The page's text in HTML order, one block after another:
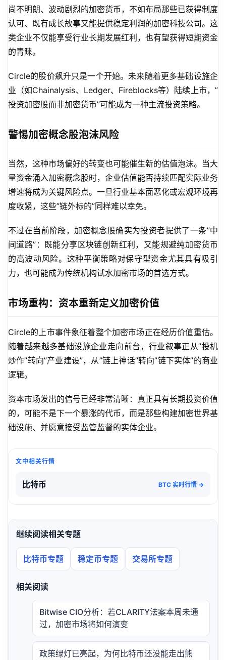
尚不明朗、波动剧烈的加密货币，不如布局那些已获得制度
认可、既有成长故事又能提供稳定利润的加密科技公司。这
类企业不仅能享受行业长期发展红利，也有望获得短期资金
的青睐。
Circle的股价飙升只是一个开始。未来随着更多基础设施企
业（如Chainalysis、Ledger、Fireblocks等）陆续上市，”
投资加密股而非加密货币”可能成为一种主流投资策略。
警惕加密概念股泡沫风险
当然，这种市场偏好的转变也可能催生新的估值泡沫。当大
量资金涌入加密概念股时，企业估值能否持续匹配实际业务
增速将成为关键风险点。一旦行业基本面恶化或宏观环境再
度收紧，这些”链外标的”同样难以幸免。
不过在当前阶段，加密概念股确实为投资者提供了一条”中
间道路”：既能分享区块链创新红利，又能规避纯加密货币
的高波动风险。这种平衡策略对保守型资金尤其具有吸引
力，也可能成为传统机构试水加密市场的首选方式。
市场重构：资本重新定义加密价值
Circle的上市事件象征着整个加密市场正在经历价值重估。
随着越来越多基础设施企业走向前台，行业叙事正从”投机
炒作”转向”产业建设”，从”链上神话”转向”链下实体”的商业
逻辑。
资本市场发出的信号已经非常清晰：真正具有长期投资价值
的，可能不是下一个暴涨的代币，而是那些构建加密世界基
础设施、并愿意接受监管监督的实体企业。
文中相关行情
比特币 BTC 实时行情 →
继续阅读相关专题
比特币专题 稳定币专题 交易所专题
相关阅读
Bitwise CIO分析：若CLARITY法案本周未通
过，加密市场将如何演变
政策绿灯已亮起，为何比特币还没能走出熊